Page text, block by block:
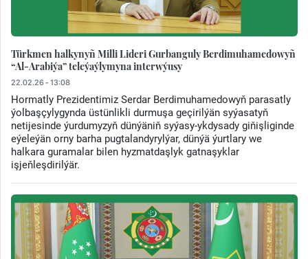
Türkmen halkynyñ Milli Lideri Gurbanguly Berdimuhamedowyñ
“Al-Arabiýa” teleýaýlymyna interwýusy
22.02.26 - 13:08
Hormatly Prezidentimiz Serdar Berdimuhamedowyň parasatly
ýolbaşçylygynda üstünlikli durmuşa geçirilýän syýasatyň
netijesinde ýurdumyzyň dünýäniň syýasy-ykdysady giňişliginde
eýeleýän orny barha pugtalandyrylýar, dünýä ýurtlary we
halkara guramalar bilen hyzmatdaşlyk gatnaşyklar
işjeňleşdirilýär.